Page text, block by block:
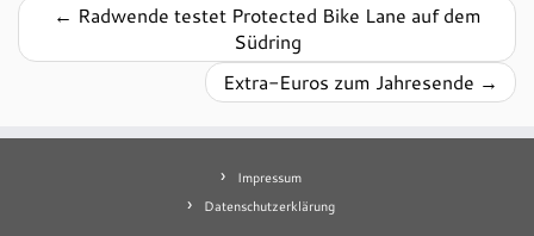
← Radwende testet Protected Bike Lane auf dem
Südring
Extra-Euros zum Jahresende →
Impressum
Datenschutzerklärung